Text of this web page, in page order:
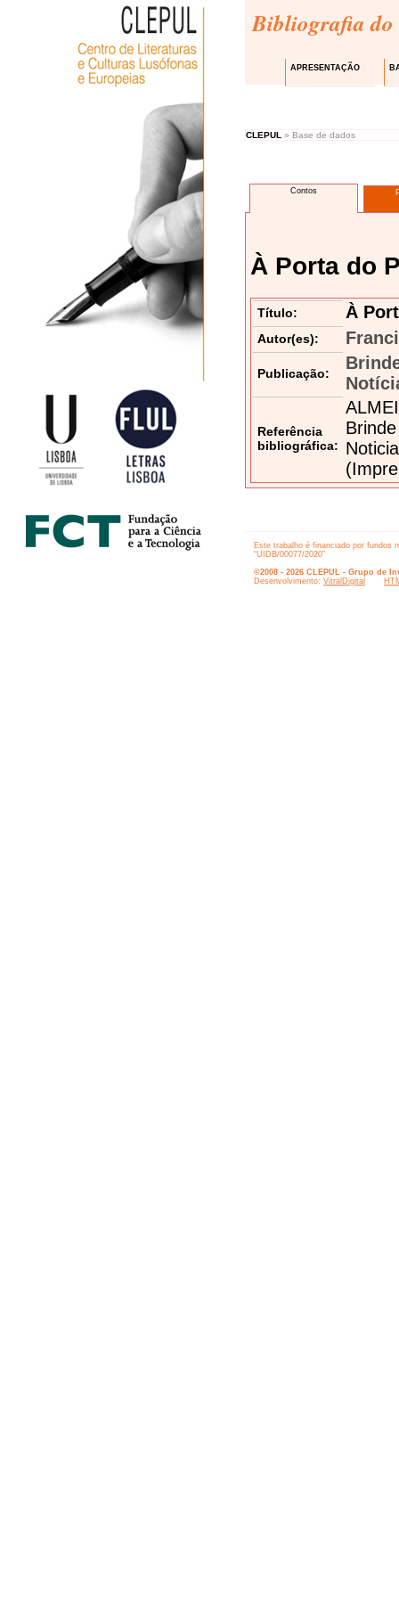
Bibliografia do
APRESENTAÇÃO
CLEPUL » Base de dados
Contos
À Porta do
Título: À
Autor(es):
Publicação:
Referência
bibliográfica:
Este trabalho é financiado por fundos
“UIDB/00077/2020”
©2008 - 2026 CLEPUL - Grupo de
Desenvolvimento: VitralDigital